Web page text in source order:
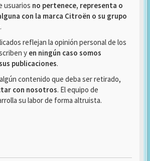
usuarios no pertenece, representa o
con la marca Citroën o su grupo
.
reflejan la opinión personal de los
y en ningún caso somos
publicaciones.
contenido que deba ser retirado,
con nosotros. El equipo de
su labor de forma altruista.